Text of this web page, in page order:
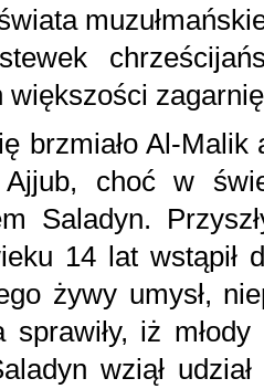
większości
brzmiało Al-
choć w
Saladyn.
14 lat wstąpił
żywy umysł,
sprawiły, iż
wziął